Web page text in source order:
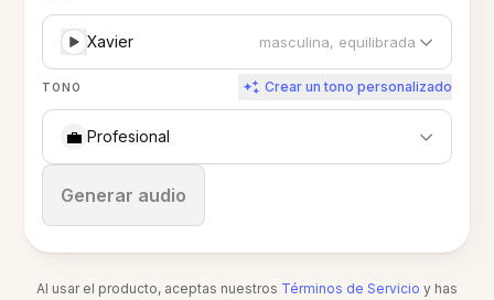
Xavier masculina, equilibrada
TONO Crear un tono personalizado
💼 Profesional
Generar audio
Detener
Al usar el producto, aceptas nuestros Términos de Servicio y has